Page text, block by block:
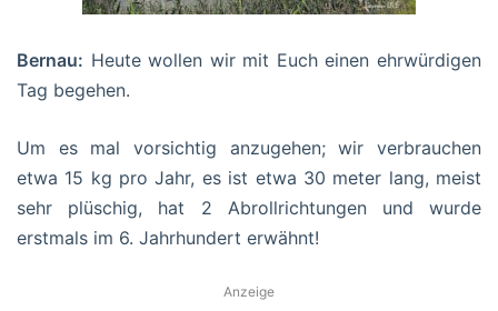
Bernau: Heute wollen wir mit Euch einen ehrwürdigen
Tag begehen.
Um es mal vorsichtig anzugehen; wir verbrauchen
etwa 15 kg pro Jahr, es ist etwa 30 meter lang, meist
sehr plüschig, hat 2 Abrollrichtungen und wurde
erstmals im 6. Jahrhundert erwähnt!
Anzeige